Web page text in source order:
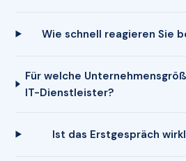
Wie schnell reagieren Sie
Für welche
IT-Dienstleister?
Ist das Erstgespräch